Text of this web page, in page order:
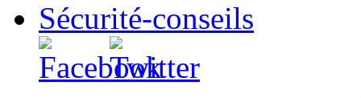
Sécurité-conseils